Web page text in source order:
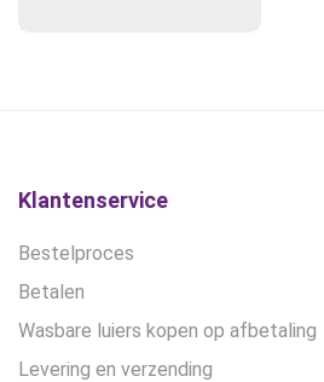
de
Klantenservice
Bestelproces
Betalen
Wasbare luiers kopen op afbetaling
Levering en verzending